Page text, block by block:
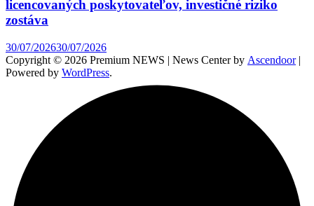
licencovaných poskytovateľov, investičné riziko
zostáva
30/07/202630/07/2026
Copyright © 2026 Premium NEWS | News Center by Ascendoor|
Powered by WordPress.